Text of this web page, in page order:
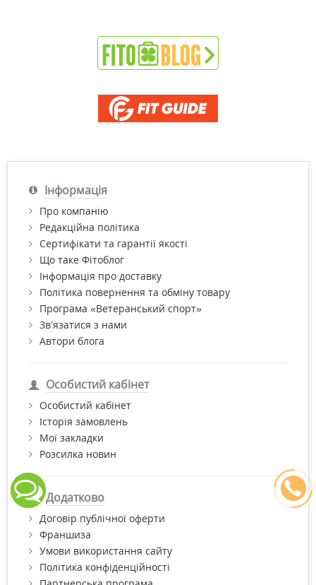
Інформація
Про компанію
Редакційна політика
Сертифікати та гарантії якості
Що таке Фітоблог
Інформація про доставку
Політика повернення та обміну товару
Програма «Ветеранський спорт»
Зв’язатися з нами
Автори блога
Особистий кабінет
Особистий кабінет
Історія замовлень
Мої закладки
Розсилка новин
Додатково
Договір публічної оферти
Франшиза
Умови використання сайту
Політика конфіденційності